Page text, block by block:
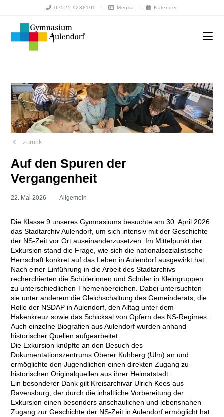
07525 9238101 I Mensa I Kalender
zurück
Auf den Spuren der
Vergangenheit
22. Mai 2026 Allgemein
Die Klasse 9 unseres Gymnasiums besuchte am 30. April 2026
das Stadtarchiv Aulendorf, um sich intensiv mit der Geschichte
der NS-Zeit vor Ort auseinanderzusetzen. Im Mittelpunkt der
Exkursion stand die Frage, wie sich die nationalsozialistische
Herrschaft konkret auf das Leben in Aulendorf ausgewirkt hat.
Nach einer Einführung in die Arbeit des Stadtarchivs
recherchierten die Schülerinnen und Schüler in Kleingruppen
zu unterschiedlichen Themenbereichen. Dabei untersuchten
sie unter anderem die Gleichschaltung des Gemeinderats, die
Rolle der NSDAP in Aulendorf, den Alltag unter dem
Hakenkreuz sowie das Schicksal von Opfern des NS-Regimes.
Auch einzelne Biografien aus Aulendorf wurden anhand
historischer Quellen aufgearbeitet.
Die Exkursion knüpfte an den Besuch des
Dokumentationszentrums Oberer Kuhberg (Ulm) an und
ermöglichte den Jugendlichen einen direkten Zugang zu
historischen Originalquellen aus ihrer Heimatstadt.
Ein besonderer Dank gilt Kreisarchivar Ulrich Kees aus
Ravensburg, der durch die inhaltliche Vorbereitung der
Exkursion einen besonders anschaulichen und lebensnahen
Zugang zur Geschichte der NS-Zeit in Aulendorf ermöglicht hat.